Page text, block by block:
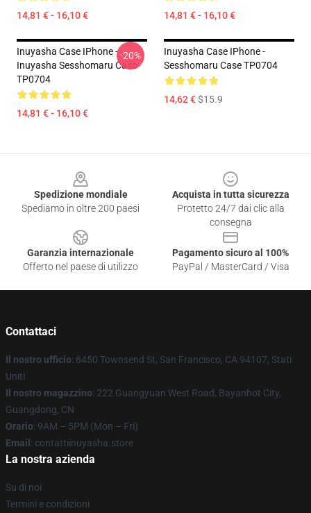
14,81 € - 16,10 € 14,81 € - 16,10 €
Inuyasha Case IPhone -
Inuyasha Sesshomaru Caso
TP0704
14,81 € - 16,10 €
-20%
Inuyasha Case IPhone -
Sesshomaru Case TP0704
14,62 €$15.9
Spedizione mondiale
Spediamo in oltre 200 paesi
Acquista in tutta sicurezza
Protetto 24/7 dai clic alla
consegna
Garanzia internazionale
Offerto nel paese di utilizzo
Pagamento sicuro al 100%
PayPal / MasterCard / Visa
Contattaci
Il nostro ufficio: 6450 Townsend St, San Francisco, CA 94107, Stati
Uniti
Il nostro magazzino: 222 Guangyuan West Road, Bayanhot City,
Guangdong, CN
Orario: 9AM – 5PM (Mon – Fri)
Email : contattiinuyasha.store
La nostra azienda
Su di noi
Termini e condizioni